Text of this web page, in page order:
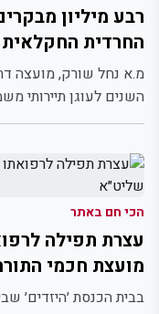
רבע מיליון
החרדית החקלאית
מ.א נחל שורק, מועצה
השנים לעוגן תיירותי
הכי חם באתר
עצרת תפילה
מועצת חכמי
בבית הכנסת ׳היזדים׳